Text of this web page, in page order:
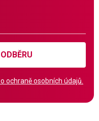
ochraně osobních údajů.